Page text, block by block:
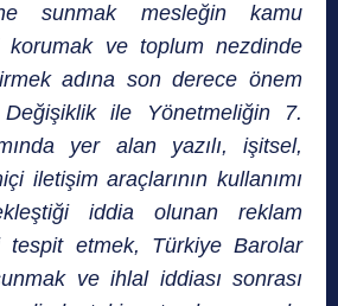
sunmak mesleğin kamu
korumak ve toplum nezdinde
adına son derece önem
ile Yönetmeliğin 7.
yer alan yazılı, işitsel,
iletişim araçlarının kullanımı
iddia olunan reklam
tespit etmek, Türkiye Barolar
ve ihlal iddiası sonrası